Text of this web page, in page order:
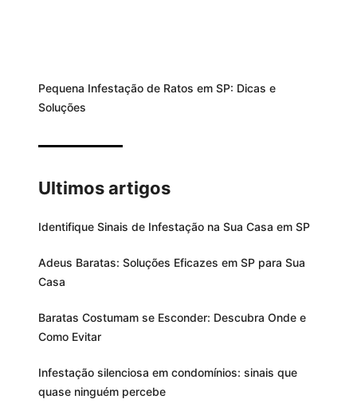
Pequena Infestação de Ratos em SP: Dicas e
Soluções
Ultimos artigos
Identifique Sinais de Infestação na Sua Casa em SP
Adeus Baratas: Soluções Eficazes em SP para Sua
Casa
Baratas Costumam se Esconder: Descubra Onde e
Como Evitar
Infestação silenciosa em condomínios: sinais que
quase ninguém percebe